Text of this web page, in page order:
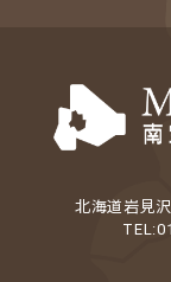
北海道岩見